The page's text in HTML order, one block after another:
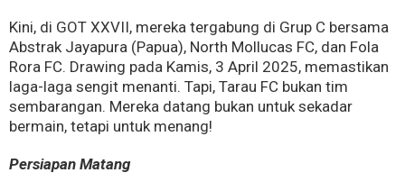
Kini, di GOT XXVII, mereka tergabung di Grup C bersama
Abstrak Jayapura (Papua), North Mollucas FC, dan Fola
Rora FC. Drawing pada Kamis, 3 April 2025, memastikan
laga-laga sengit menanti. Tapi, Tarau FC bukan tim
sembarangan. Mereka datang bukan untuk sekadar
bermain, tetapi untuk menang!
Persiapan Matang